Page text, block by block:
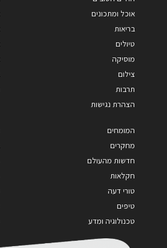
אוכל ומתכונים
בריאות
טיולים
מוסיקה
צילום
תרבות
הצהרת נגישות
המומחים
מחקרים
חדשות מהעולם
חקלאות
טורי דעה
טיפים
טכנולוגיה ומדע